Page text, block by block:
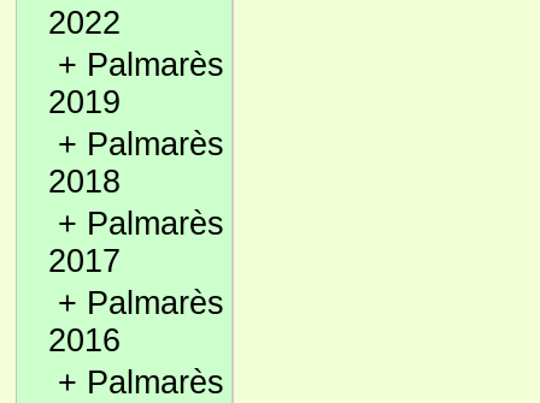
2022
+ Palmarès
2019
+ Palmarès
2018
+ Palmarès
2017
+ Palmarès
2016
+ Palmarès